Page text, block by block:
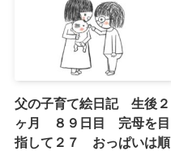
父の子育て絵日記 生後２
ヶ月 ８９日目 完母を目
指して２７ おっぱいは順